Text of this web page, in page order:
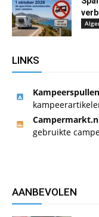
LINKS
gebruikte
AANBEVOLEN